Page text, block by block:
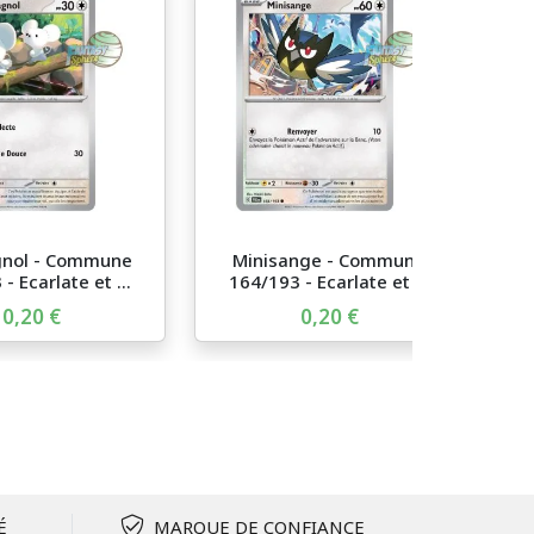
- Commune
Ecarlate et ...
0,20 €
Minisange - Commune
164/193 - Ecarlate et ...
0,20 €
MARQUE DE CONFIANCE